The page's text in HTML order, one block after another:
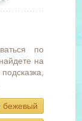
по
на
бежевый